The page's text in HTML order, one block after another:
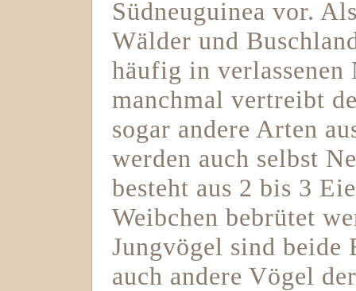
Südneuguinea vor.
Wälder und
häufig in verlassenen
manchmal vertreibt
sogar andere Arten
werden auch selbst
besteht aus 2 bis 3
Weibchen bebrütet
Jungvögel sind
auch andere Vögel